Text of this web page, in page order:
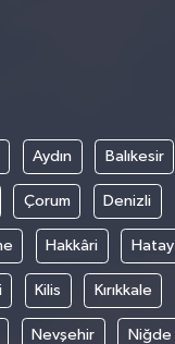
Aydın Balıkesir
Çorum Denizli
Hakkâri Hatay
Kilis Kırıkkale
Nevşehir Niğde